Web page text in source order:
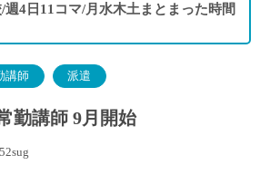
4日11コマ/月水木土まとまった時間
講師 派遣
勤講師 9月開始